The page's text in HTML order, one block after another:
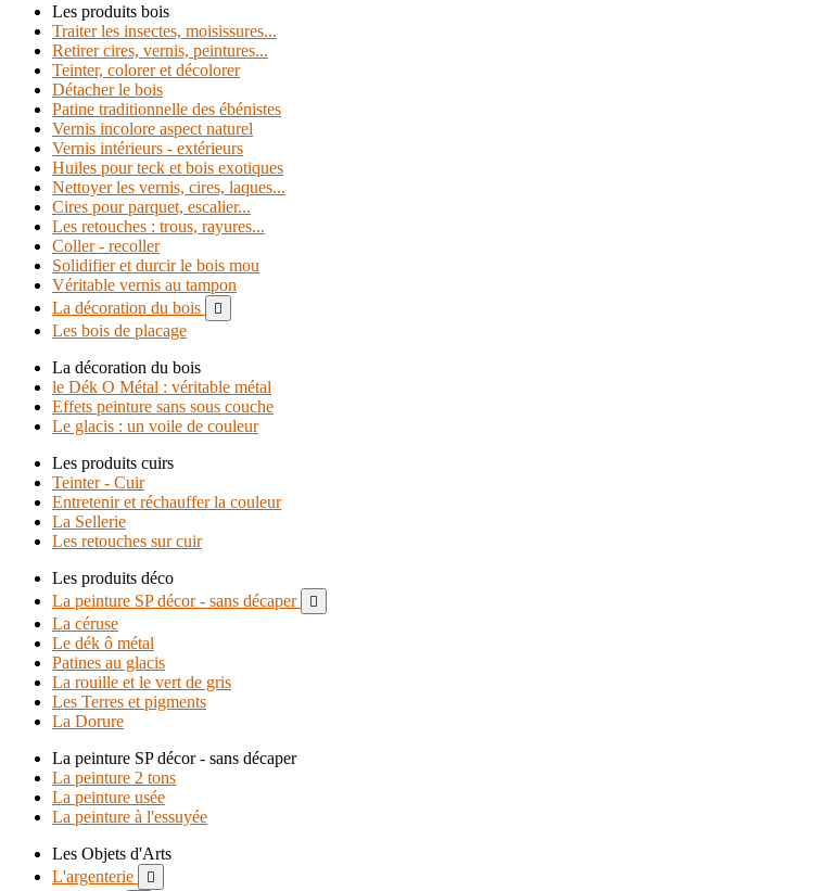
Les produits bois
Traiter les insectes, moisissures...
Retirer cires, vernis, peintures...
Teinter, colorer et décolorer
Détacher le bois
Patine traditionnelle des ébénistes
Vernis incolore aspect naturel
Vernis intérieurs - extérieurs
Huiles pour teck et bois exotiques
Nettoyer les vernis, cires, laques...
Cires pour parquet, escalier...
Les retouches : trous, rayures...
Coller - recoller
Solidifier et durcir le bois mou
Véritable vernis au tampon
La décoration du bois

Les bois de placage
La décoration du bois
le Dék O Métal : véritable métal
Effets peinture sans sous couche
Le glacis : un voile de couleur
Les produits cuirs
Teinter - Cuir
Entretenir et réchauffer la couleur
La Sellerie
Les retouches sur cuir
Les produits déco
La peinture SP décor - sans décaper

La céruse
Le dék ô métal
Patines au glacis
La rouille et le vert de gris
Les Terres et pigments
La Dorure
La peinture SP décor - sans décaper
La peinture 2 tons
La peinture usée
La peinture à l'essuyée
Les Objets d'Arts
L'argenterie
